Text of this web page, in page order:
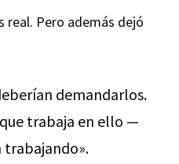
real. Pero además dejó
demandarlos.
trabaja en ello —
trabajando».